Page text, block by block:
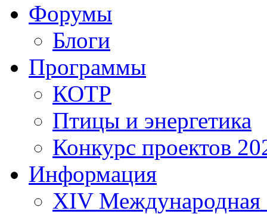
Форумы
Блоги
Программы
КОТР
Птицы и энергетика
Конкурс проектов
Информация
XIV Международная